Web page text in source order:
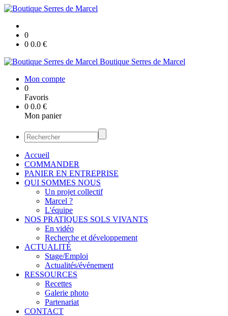
0
0 0.0 €
Boutique Serres de Marcel
Mon compte
0
Favoris
0 0.0 €
Mon panier
Accueil
COMMANDER
PANIER EN ENTREPRISE
QUI SOMMES NOUS
Un projet collectif
Marcel ?
L'équipe
NOS PRATIQUES SOLS VIVANTS
En vidéo
Recherche et développement
ACTUALITÉ
Stage/Emploi
Actualités/événement
RESSOURCES
Recettes
Galerie photo
Partenariat
CONTACT